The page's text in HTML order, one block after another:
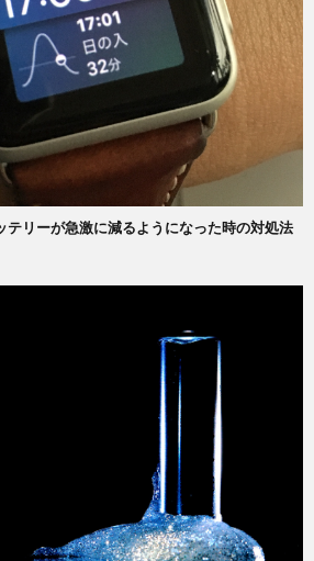
リーが急激に減るようになった時の対処法